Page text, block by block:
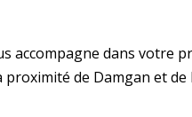
accompagne dans votre
de Damgan et